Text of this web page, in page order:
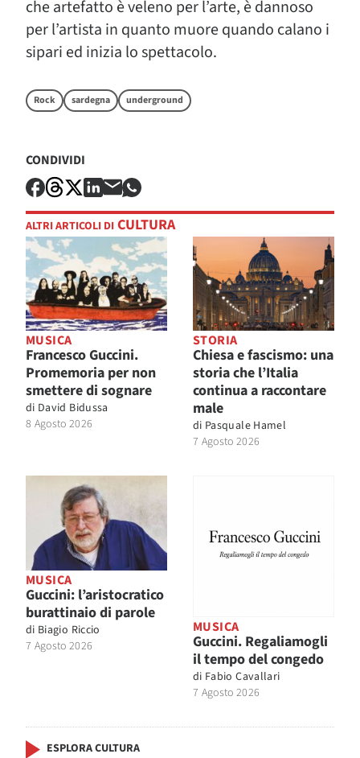
che artefatto è veleno per l’arte, è dannoso
per l’artista in quanto muore quando calano i
sipari ed inizia lo spettacolo.
Rock sardegna underground
CONDIVIDI
ALTRI ARTICOLI DI CULTURA
MUSICA
Francesco Guccini.
Promemoria per non
smettere di sognare
di David Bidussa
8 Agosto 2026
STORIA
Chiesa e fascismo: una
storia che l’Italia
continua a raccontare
male
di Pasquale Hamel
7 Agosto 2026
MUSICA
Guccini: l’aristocratico
burattinaio di parole
di Biagio Riccio
7 Agosto 2026
MUSICA
Guccini. Regaliamogli
il tempo del congedo
di Fabio Cavallari
7 Agosto 2026
ESPLORA CULTURA